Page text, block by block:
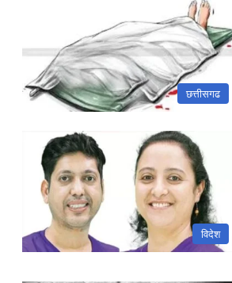
छत्तीसगढ
विदेश